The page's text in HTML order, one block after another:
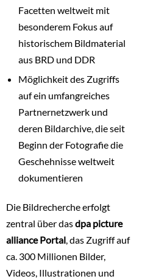
Facetten weltweit mit
besonderem Fokus auf
historischem Bildmaterial
aus BRD und DDR
Möglichkeit des Zugriffs
auf ein umfangreiches
Partnernetzwerk und
deren Bildarchive, die seit
Beginn der Fotografie die
Geschehnisse weltweit
dokumentieren
Die Bildrecherche erfolgt
zentral über dasdpa picture
alliance Portal , das Zugriff auf
ca. 300 Millionen Bilder,
Videos, Illustrationen und